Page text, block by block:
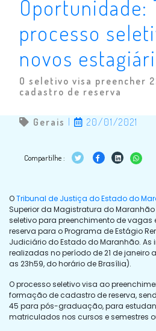
Oportunidade:
processo
novos
O seletivo visa preencher
cadastro de reserva
Gerais | 20/01/2021
Compartilhe :
OTribunal de Justiça do Estado do
Superior da Magistratura do Maranhão
seletivo para preenchimento de
reserva para o Programa de Estágio
Judiciário do Estado do Maranhão. As
realizadas no período de 21 de janeiro
as 23h59, do horário de Brasília).
O processo seletivo visa ao
formação de cadastro de reserva,
45 para pós-graduação, para
matriculados nos cursos e semestres